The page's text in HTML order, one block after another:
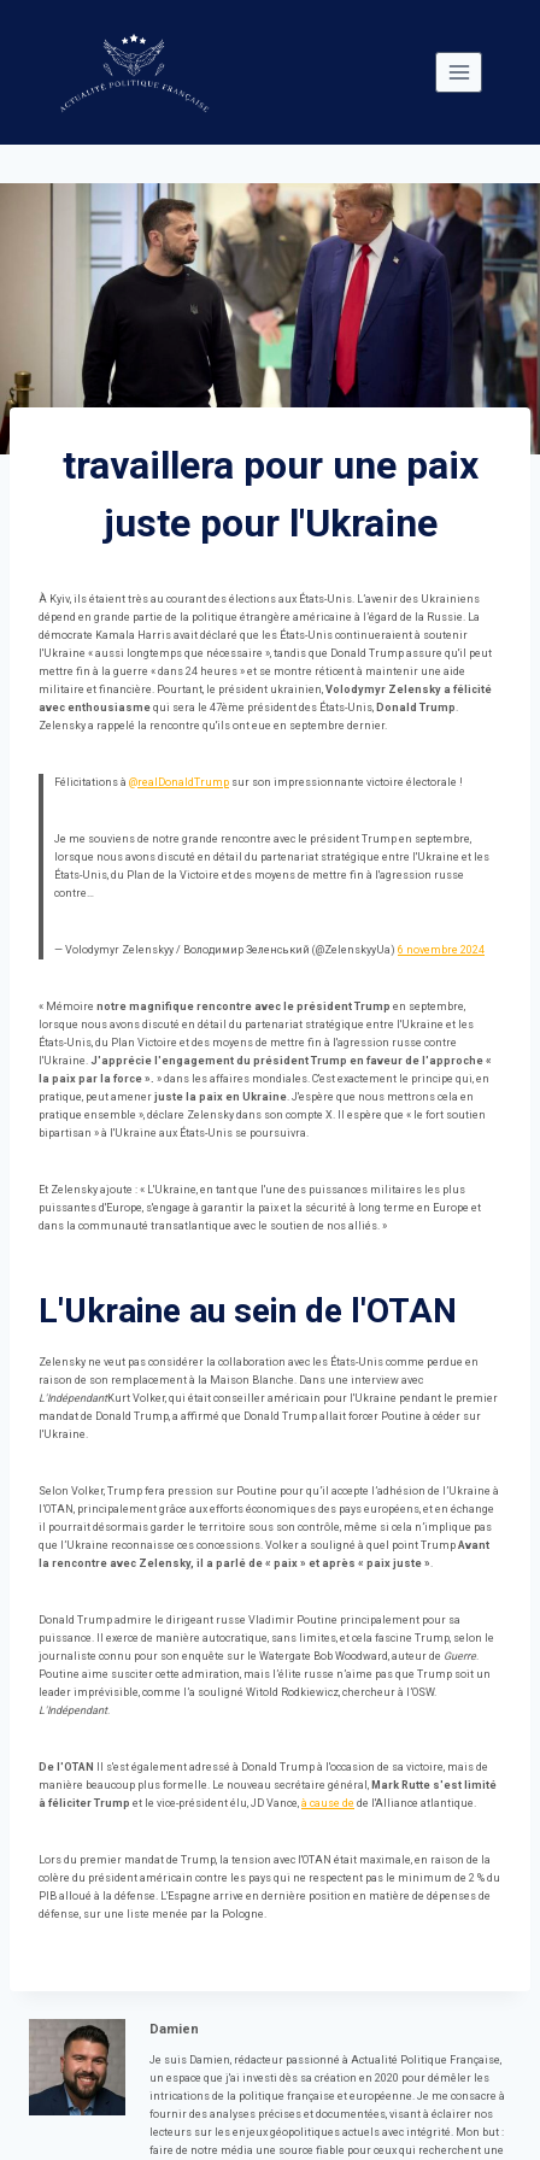
travaillera pour une paix
juste pour l'Ukraine
À Kyiv, ils étaient très au courant des élections aux États-Unis. L’avenir des Ukrainiens
dépend en grande partie de la politique étrangère américaine à l’égard de la Russie. La
démocrate Kamala Harris avait déclaré que les États-Unis continueraient à soutenir
l'Ukraine « aussi longtemps que nécessaire », tandis que Donald Trump assure qu'il peut
mettre fin à la guerre « dans 24 heures » et se montre réticent à maintenir une aide
militaire et financière. Pourtant, le président ukrainien, Volodymyr Zelensky a félicité
avec enthousiasme qui sera le 47ème président des États-Unis, Donald Trump.
Zelensky a rappelé la rencontre qu'ils ont eue en septembre dernier.
Félicitations à @realDonaldTrump sur son impressionnante victoire électorale !
Je me souviens de notre grande rencontre avec le président Trump en septembre,
lorsque nous avons discuté en détail du partenariat stratégique entre l'Ukraine et les
États-Unis, du Plan de la Victoire et des moyens de mettre fin à l'agression russe
contre…
— Volodymyr Zelenskyy / Володимир Зеленський (@ZelenskyyUa) 6 novembre 2024
« Mémoire notre magnifique rencontre avec le président Trump en septembre,
lorsque nous avons discuté en détail du partenariat stratégique entre l'Ukraine et les
États-Unis, du Plan Victoire et des moyens de mettre fin à l'agression russe contre
l'Ukraine. J'apprécie l'engagement du président Trump en faveur de l'approche «
la paix par la force ». » dans les affaires mondiales. C'est exactement le principe qui, en
pratique, peut amener juste la paix en Ukraine. J'espère que nous mettrons cela en
pratique ensemble », déclare Zelensky dans son compte X. Il espère que « le fort soutien
bipartisan » à l'Ukraine aux États-Unis se poursuivra.
Et Zelensky ajoute : « L'Ukraine, en tant que l'une des puissances militaires les plus
puissantes d'Europe, s'engage à garantir la paix et la sécurité à long terme en Europe et
dans la communauté transatlantique avec le soutien de nos alliés. »
L'Ukraine au sein de l'OTAN
Zelensky ne veut pas considérer la collaboration avec les États-Unis comme perdue en
raison de son remplacement à la Maison Blanche. Dans une interview avec
L'IndépendantKurt Volker, qui était conseiller américain pour l'Ukraine pendant le premier
mandat de Donald Trump, a affirmé que Donald Trump allait forcer Poutine à céder sur
l'Ukraine.
Selon Volker, Trump fera pression sur Poutine pour qu’il accepte l’adhésion de l’Ukraine à
l’OTAN, principalement grâce aux efforts économiques des pays européens, et en échange
il pourrait désormais garder le territoire sous son contrôle, même si cela n’implique pas
que l’Ukraine reconnaisse ces concessions. Volker a souligné à quel point Trump Avant
la rencontre avec Zelensky, il a parlé de « paix » et après « paix juste ».
Donald Trump admire le dirigeant russe Vladimir Poutine principalement pour sa
puissance. Il exerce de manière autocratique, sans limites, et cela fascine Trump, selon le
journaliste connu pour son enquête sur le Watergate Bob Woodward, auteur de Guerre.
Poutine aime susciter cette admiration, mais l’élite russe n’aime pas que Trump soit un
leader imprévisible, comme l’a souligné Witold Rodkiewicz, chercheur à l’OSW.
L'Indépendant.
De l'OTAN
Il s'est également adressé à Donald Trump à l'occasion de sa victoire, mais de
manière beaucoup plus formelle. Le nouveau secrétaire général, Mark Rutte s'est limité
à féliciter Trump et le vice-président élu, JD Vance, à cause de de l'Alliance atlantique.
Lors du premier mandat de Trump, la tension avec l'OTAN était maximale, en raison de la
colère du président américain contre les pays qui ne respectent pas le minimum de 2 % du
PIB alloué à la défense. L'Espagne arrive en dernière position en matière de dépenses de
défense, sur une liste menée par la Pologne.
Damien
Je suis Damien, rédacteur passionné à Actualité Politique Française,
un espace que j'ai investi dès sa création en 2020 pour démêler les
intrications de la politique française et européenne. Je me consacre à
fournir des analyses précises et documentées, visant à éclairer nos
lecteurs sur les enjeux géopolitiques actuels avec intégrité. Mon but :
faire de notre média une source fiable pour ceux qui recherchent une